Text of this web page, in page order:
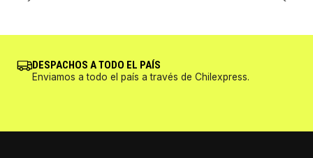
DESPACHOS A TODO EL PAÍS
Enviamos a todo el país a través de Chilexpress.